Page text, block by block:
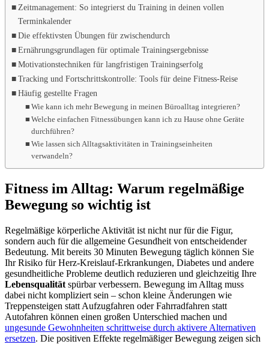
Zeitmanagement: So integrierst du Training in deinen vollen
Terminkalender
Die effektivsten Übungen für zwischendurch
Ernährungsgrundlagen für optimale Trainingsergebnisse
Motivationstechniken für langfristigen Trainingserfolg
Tracking und Fortschrittskontrolle: Tools für deine Fitness-Reise
Häufig gestellte Fragen
Wie kann ich mehr Bewegung in meinen Büroalltag integrieren?
Welche einfachen Fitnessübungen kann ich zu Hause ohne Geräte
durchführen?
Wie lassen sich Alltagsaktivitäten in Trainingseinheiten
verwandeln?
Fitness im Alltag: Warum regelmäßige
Bewegung so wichtig ist
Regelmäßige körperliche Aktivität ist nicht nur für die Figur,
sondern auch für die allgemeine Gesundheit von entscheidender
Bedeutung. Mit bereits 30 Minuten Bewegung täglich können Sie
Ihr Risiko für Herz-Kreislauf-Erkrankungen, Diabetes und andere
gesundheitliche Probleme deutlich reduzieren und gleichzeitig Ihre
Lebensqualität spürbar verbessern. Bewegung im Alltag muss
dabei nicht kompliziert sein – schon kleine Änderungen wie
Treppensteigen statt Aufzugfahren oder Fahrradfahren statt
Autofahren können einen großen Unterschied machen und
ungesunde Gewohnheiten schrittweise durch aktivere Alternativen
ersetzen. Die positiven Effekte regelmäßiger Bewegung zeigen sich